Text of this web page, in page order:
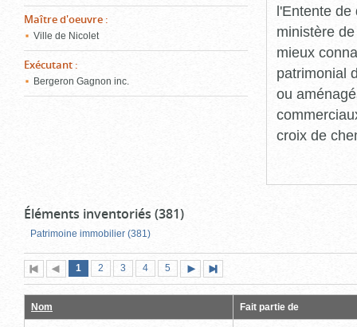
Maître d'oeuvre :
Ville de Nicolet
Exécutant :
Bergeron Gagnon inc.
l'Entente de
ministère
mieux
patrimonial
ou
croix de
Éléments inventoriés (381)
Patrimoine immobilier (381)
Première
page
Page
précédente
Page
1 (page
actuelle)
Page
2 Page
3 Page
4 Page
5
suivante
page
Nom Fait partie de